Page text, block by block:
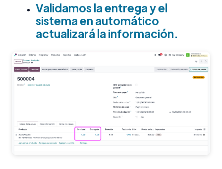
Validamos la entrega y el
sistema en automático
actualizará la información.